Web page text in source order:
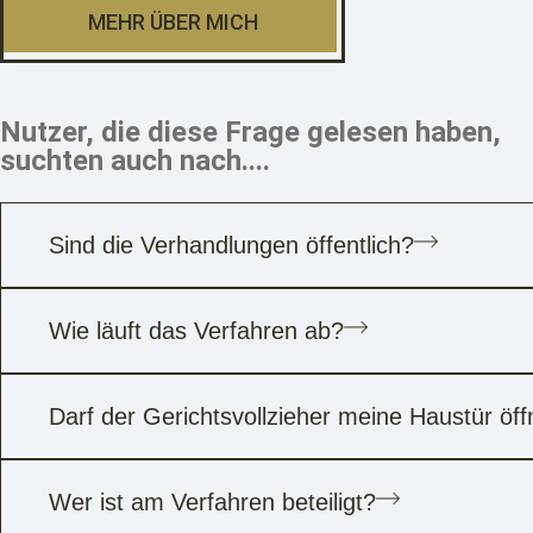
MEHR ÜBER MICH
Nutzer, die diese Frage gelesen haben,
suchten auch nach....
Sind die Verhandlungen öffentlich?
Wie läuft das Verfahren ab?
Darf der Gerichtsvollzieher meine Haustür
Wer ist am Verfahren beteiligt?